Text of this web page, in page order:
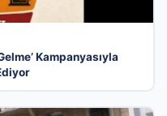
Kampanyasıyla